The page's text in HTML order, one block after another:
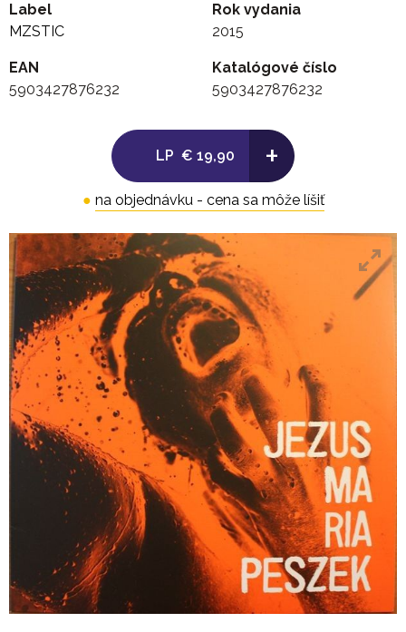
Label
MZSTIC
Rok vydania
2015
EAN
5903427876232
Katalógové číslo
5903427876232
LP € 19,90 +
● na objednávku - cena sa môže líšiť